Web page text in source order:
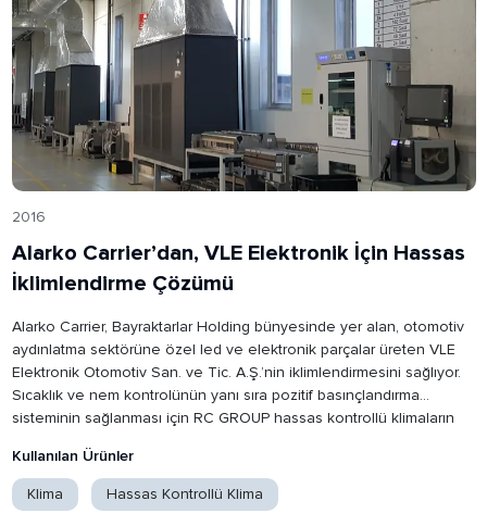
2016
Alarko Carrier’dan, VLE Elektronik İçin Hassas
İklimlendirme Çözümü
Alarko Carrier, Bayraktarlar Holding bünyesinde yer alan, otomotiv
aydınlatma sektörüne özel led ve elektronik parçalar üreten VLE
Elektronik Otomotiv San. ve Tic. A.Ş.’nin iklimlendirmesini sağlıyor.
Sıcaklık ve nem kontrolünün yanı sıra pozitif basınçlandırma
sisteminin sağlanması için RC GROUP hassas kontrollü klimaların
serisi klima kullanıldı. Böylece ± 1°C sıcaklık ve ± %5 Rh nem
hassasiyeti elde edilerek, hem üreticilere rahat bir çalışma hem de
elektronik ekipmanların imalatı için ideal iklimlendirme
Kullanılan Ürünler
Klima Hassas Kontrollü Klima